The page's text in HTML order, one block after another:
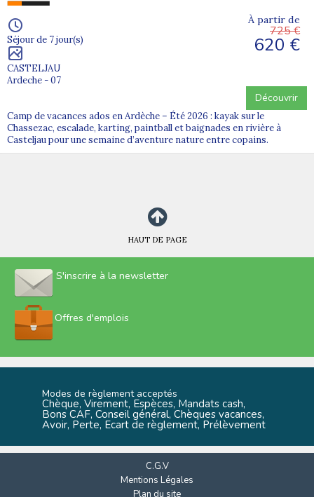
Séjour de 7 jour(s)
CASTELJAU
Ardeche - 07
À partir de
725 €
620 €
Découvrir
Camp de vacances ados en Ardèche – Été 2026 : kayak sur le
Chassezac, escalade, karting, paintball et baignades en rivière à
Casteljau pour une semaine d’aventure nature entre copains.
HAUT DE PAGE
S'inscrire à la newsletter
Offres d'emplois
Modes de règlement acceptés
Chèque, Virement, Espèces, Mandats cash,
Bons CAF, Conseil général, Chèques vacances,
Avoir, Perte, Ecart de règlement, Prélèvement
C.G.V
Mentions Légales
Plan du site